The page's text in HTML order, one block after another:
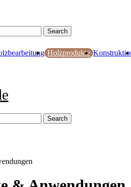
Search
Holzprodukte
Search